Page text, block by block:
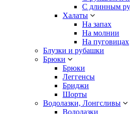
С длинным
Халаты
На запах
На молнии
На пуговицах
Блузки и рубашки
Брюки
Брюки
Леггенсы
Бриджи
Шорты
Водолазки, Лонгсливы
Водолазки